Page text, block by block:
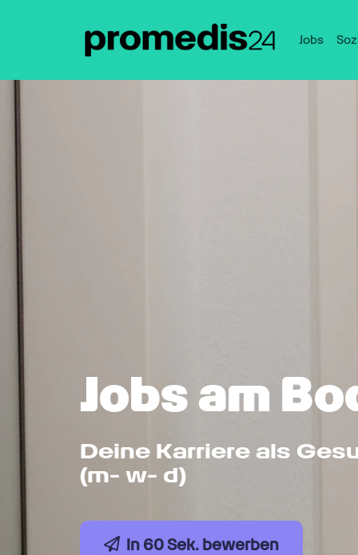
Jobs
Jobs am
Deine Karriere als
(m- w- d)
In 60 Sek. bewerben